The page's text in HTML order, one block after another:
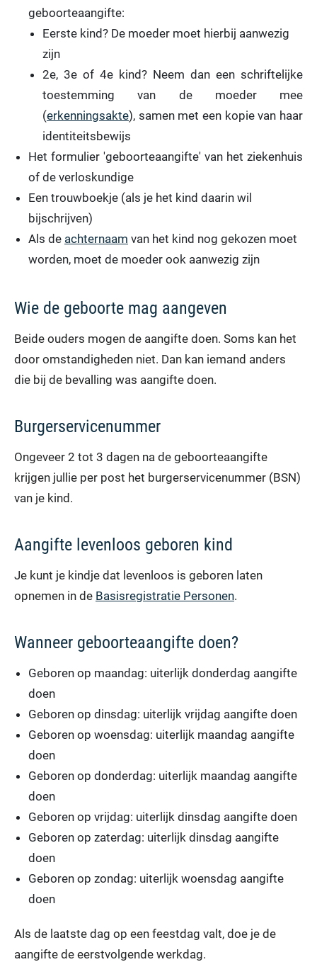
geboorteaangifte:
Eerste kind? De moeder moet hierbij aanwezig
zijn
2e, 3e of 4e kind? Neem dan een schriftelijke
toestemming van de moeder mee
(erkenningsakte), samen met een kopie van haar
identiteitsbewijs
Het formulier 'geboorteaangifte' van het ziekenhuis
of de verloskundige
Een trouwboekje (als je het kind daarin wil
bijschrijven)
Als de achternaam van het kind nog gekozen moet
worden, moet de moeder ook aanwezig zijn
Wie de geboorte mag aangeven
Beide ouders mogen de aangifte doen. Soms kan het
door omstandigheden niet. Dan kan iemand anders
die bij de bevalling was aangifte doen.
Burgerservicenummer
Ongeveer 2 tot 3 dagen na de geboorteaangifte
krijgen jullie per post het burgerservicenummer (BSN)
van je kind.
Aangifte levenloos geboren kind
Je kunt je kindje dat levenloos is geboren laten
opnemen in de Basisregistratie Personen.
Wanneer geboorteaangifte doen?
Geboren op maandag: uiterlijk donderdag aangifte
doen
Geboren op dinsdag: uiterlijk vrijdag aangifte doen
Geboren op woensdag: uiterlijk maandag aangifte
doen
Geboren op donderdag: uiterlijk maandag aangifte
doen
Geboren op vrijdag: uiterlijk dinsdag aangifte doen
Geboren op zaterdag: uiterlijk dinsdag aangifte
doen
Geboren op zondag: uiterlijk woensdag aangifte
doen
Als de laatste dag op een feestdag valt, doe je de
aangifte de eerstvolgende werkdag.